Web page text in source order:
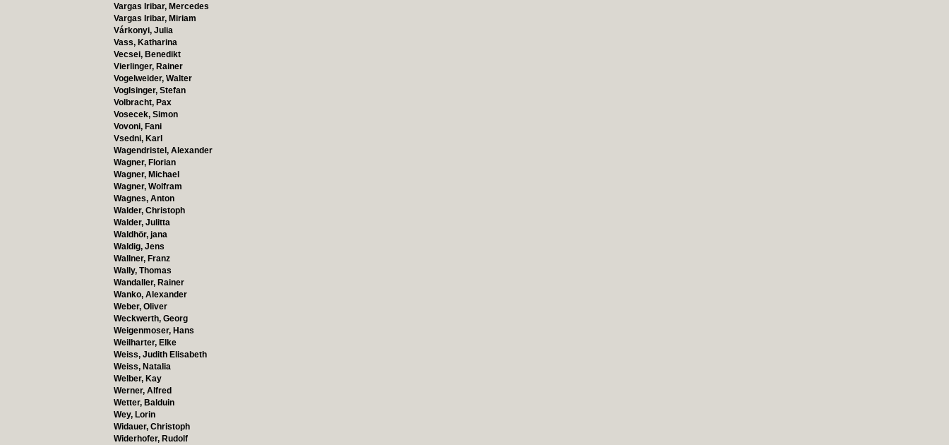
Vargas Iribar, Mercedes
Vargas Iribar, Miriam
Várkonyi, Julia
Vass, Katharina
Vecsei, Benedikt
Vierlinger, Rainer
Vogelweider, Walter
Voglsinger, Stefan
Volbracht, Pax
Vosecek, Simon
Vovoni, Fani
Vsedni, Karl
Wagendristel, Alexander
Wagner, Florian
Wagner, Michael
Wagner, Wolfram
Wagnes, Anton
Walder, Christoph
Walder, Julitta
Waldhör, jana
Waldig, Jens
Wallner, Franz
Wally, Thomas
Wandaller, Rainer
Wanko, Alexander
Weber, Oliver
Weckwerth, Georg
Weigenmoser, Hans
Weilharter, Elke
Weiss, Judith Elisabeth
Weiss, Natalia
Welber, Kay
Werner, Alfred
Wetter, Balduin
Wey, Lorin
Widauer, Christoph
Widerhofer, Rudolf